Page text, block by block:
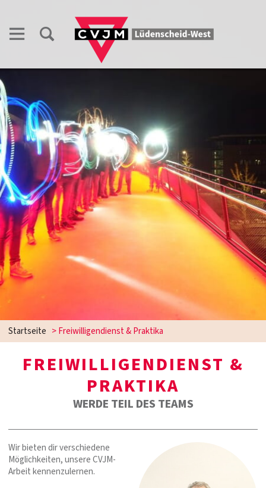
Startseite >Freiwilligendienst & Praktika
FREIWILLIGENDIENST &
PRAKTIKA
WERDE TEIL DES TEAMS
Wir bieten dir verschiedene
Möglichkeiten, unsere CVJM-
Arbeit kennenzulernen.